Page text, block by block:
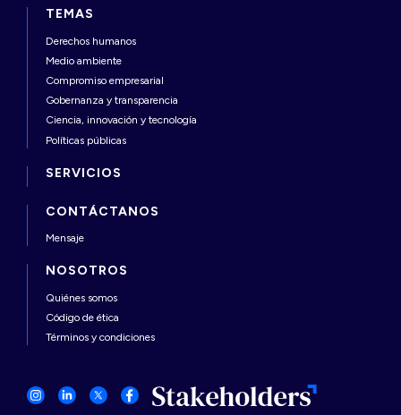
TEMAS
Derechos humanos
Medio ambiente
Compromiso empresarial
Gobernanza y transparencia
Ciencia, innovación y tecnología
Políticas públicas
SERVICIOS
CONTÁCTANOS
Mensaje
NOSOTROS
Quiénes somos
Código de ética
Términos y condiciones